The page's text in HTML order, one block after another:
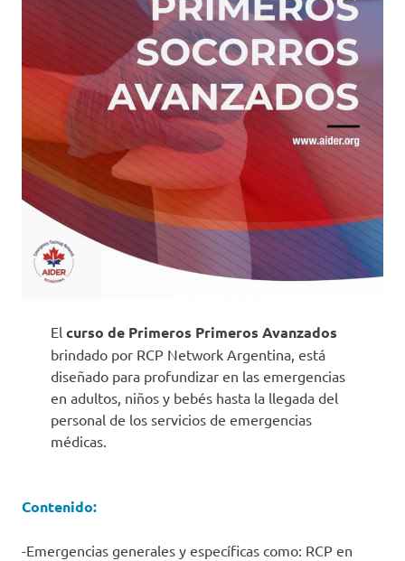
El curso de Primeros Primeros Avanzados
brindado por RCP Network Argentina, está
diseñado para profundizar en las emergencias
en adultos, niños y bebés hasta la llegada del
personal de los servicios de emergencias
médicas.
Contenido:
-Emergencias generales y específicas como: RCP en